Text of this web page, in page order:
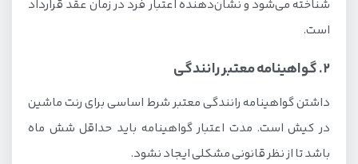
شناخته می‌شود و نشان‌دهنده اعتبار فرد در زمان عقد قرارداد
است.
2. گواهینامه معتبر رانندگی
داشتن گواهینامه رانندگی معتبر شرط اساسی برای رنت ماشین
در کیش است. مدت اعتبار گواهینامه باید حداقل شش ماه
باشد تا از نظر قانونی مشکلی ایجاد نشود.